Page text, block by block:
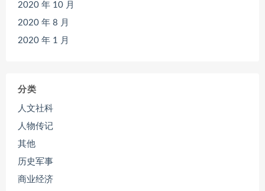
2020 年 10 月
2020 年 8 月
2020 年 1 月
分类
人文社科
人物传记
其他
历史军事
商业经济